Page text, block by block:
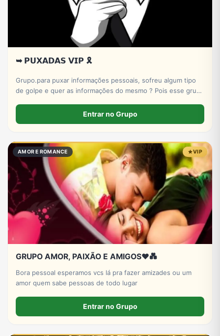
➥ 𝗣𝗨𝗫𝗔𝗗𝗔𝗦 𝗩𝗜𝗣 🎗️
Grupo.para puxar informações pessoais, sofreu algum tipo
de golpe e quer as informações do mesmo ? Pois esse grupo
Entrar no Grupo
AMOR E ROMANCE VIP
GRUPO AMOR, PAIXÃO E AMIGOS♥️💑
Bora pessoal esperamos vcs lá pra fazer amizades ou um
amor quem sabe pessoas de todo lugar
Entrar no Grupo